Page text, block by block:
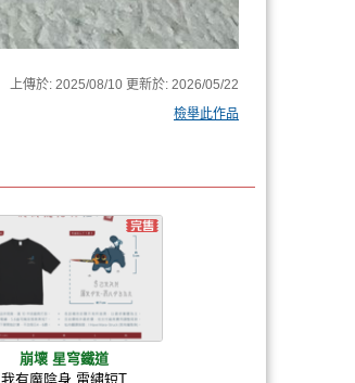
上傳於: 2025/08/10 更新於: 2026/05/22
檢舉此作品
崩壞 星穹鐵道
我有魔陰身 電繡短T